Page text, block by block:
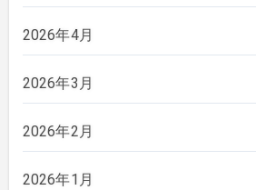
2026年4月
2026年3月
2026年2月
2026年1月